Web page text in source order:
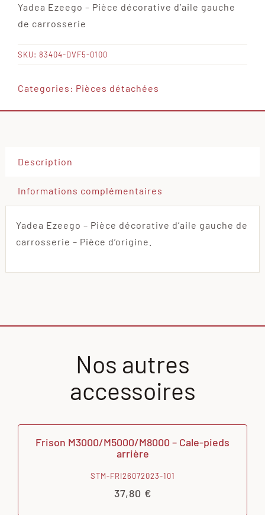
-
Pièce
décorative
d'aile
carrosserie
Yadea Ezeego – Pièce décorative d’aile gauche
de carrosserie
SKU: 83404-DVF5-0100
Categories: Pièces détachées
Description
Informations complémentaires
Yadea Ezeego – Pièce décorative d’aile gauche de
carrosserie – Pièce d’origine.
Nos autres
accessoires
Frison M3000/M5000/M8000 – Cale-pieds
arrière
STM-FRI26072023-101
37,80 €